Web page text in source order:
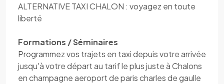
ALTERNATIVE TAXI CHALON : voyagez en toute
liberté
Formations / Séminaires
Programmez vos trajets en taxi depuis votre arrivée
jusqu'à votre départ au tarif le plus juste à Chalons
en champagne aeroport de paris charles de gaulle